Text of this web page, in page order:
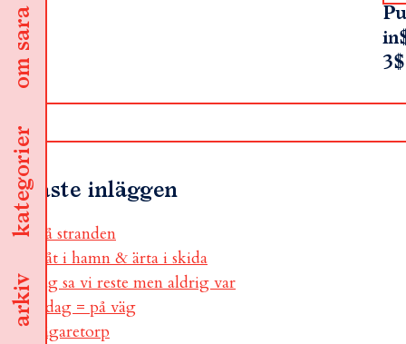
arkiv
kategorier
om sara
in
Senaste inläggen
på stranden
båt i hamn & ärta i skida
jag sa vi reste men aldrig var
i dag = på väg
sågaretorp